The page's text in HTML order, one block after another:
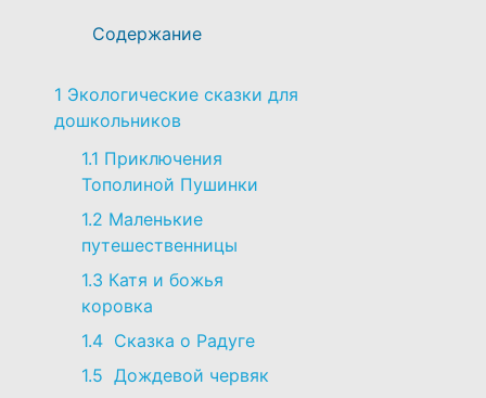
Содержание
1 Экологические сказки для
дошкольников
1.1 Приключения
Тополиной Пушинки
1.2 Маленькие
путешественницы
1.3 Катя и божья
коровка
1.4 Сказка о Радуге
1.5 Дождевой червяк